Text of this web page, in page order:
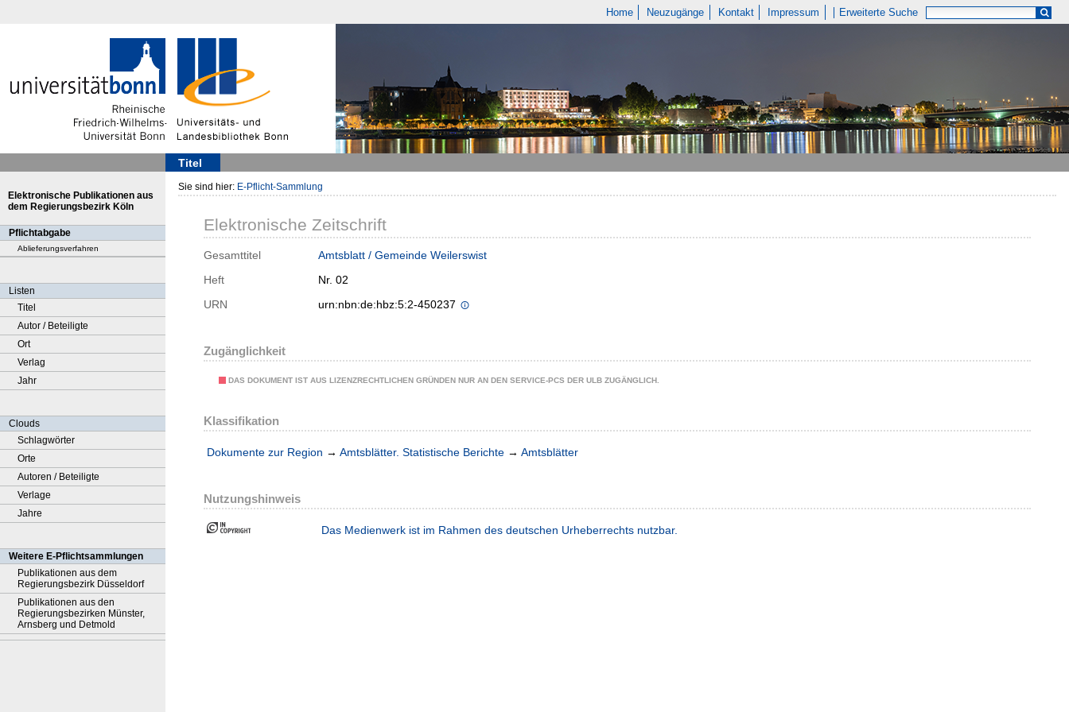
Home Neuzugänge Kontakt Impressum Erweiterte Suche
Titel
Elektronische Publikationen aus
dem Regierungsbezirk Köln
Pflichtabgabe
Ablieferungsverfahren
Listen
Titel
Autor / Beteiligte
Ort
Verlag
Jahr
Clouds
Schlagwörter
Orte
Autoren / Beteiligte
Verlage
Jahre
Weitere E-Pflichtsammlungen
Publikationen aus dem
Regierungsbezirk Düsseldorf
Publikationen aus den
Regierungsbezirken Münster,
Arnsberg und Detmold
Sie sind hier: E-Pflicht-Sammlung
Elektronische Zeitschrift
Gesamttitel
Amtsblatt / Gemeinde Weilerswist
Heft
Nr. 02
URN
urn:nbn:de:hbz:5:2-450237
Zugänglichkeit
DAS DOKUMENT IST AUS LIZENZRECHTLICHEN GRÜNDEN NUR AN DEN SERVICE-PCS DER ULB ZUGÄNGLICH.
Klassifikation
Dokumente zur Region → Amtsblätter. Statistische Berichte → Amtsblätter
Nutzungshinweis
Das Medienwerk ist im Rahmen des deutschen Urheberrechts nutzbar.